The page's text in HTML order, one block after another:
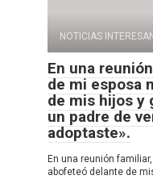
NOTICIAS
En una
de mi esposa
de mis hijos y
un padre de
adoptaste».
En una reunión
abofeteó delante de